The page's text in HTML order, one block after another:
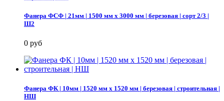
Фанера ФСФ | 21мм | 1500 мм х 3000 мм | березовая | сорт 2/3 |
Ш2
0 руб
Фанера ФК | 10мм | 1520 мм х 1520 мм | березовая | строительная |
НШ